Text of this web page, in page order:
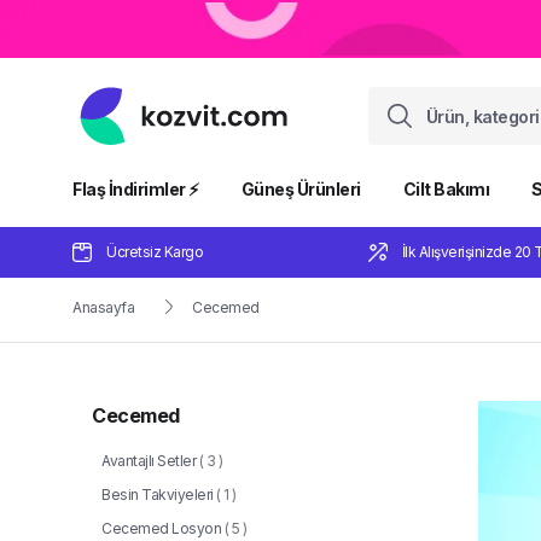
Flaş İndirimler ⚡️ Güneş Ürünleri Cilt Bakımı
Ücretsiz Kargo İlk Alışverişinizde 20
Anasayfa Cecemed
Cecemed
Avantajlı Setler ( 3 )
Besin Takviyeleri ( 1 )
Cecemed Losyon ( 5 )